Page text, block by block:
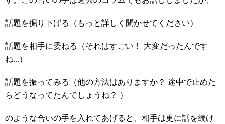
話題を掘り下げる（もっと詳しく聞かせてください）
話題を相手に委ねる（それはすごい！ 大変だったんです
ね...）
話題を振ってみる（他の方法はありますか？ 途中で止めた
らどうなってたんでしょうね？ ）
のような合いの手を入れてあげると、相手は更に話を続け